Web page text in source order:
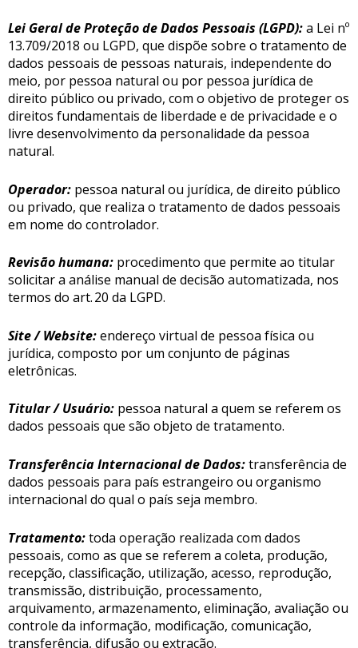
Lei Geral de Proteção de Dados Pessoais (LGPD):a Lei nº
13.709/2018 ou LGPD, que dispõe sobre o tratamento de
dados pessoais de pessoas naturais, independente do
meio, por pessoa natural ou por pessoa jurídica de
direito público ou privado, com o objetivo de proteger os
direitos fundamentais de liberdade e de privacidade e o
livre desenvolvimento da personalidade da pessoa
natural.
Operador: pessoa natural ou jurídica, de direito público
ou privado, que realiza o tratamento de dados pessoais
em nome do controlador.
Revisão humana: procedimento que permite ao titular
solicitar a análise manual de decisão automatizada, nos
termos do art. 20 da LGPD.
Site / Website:endereço virtual de pessoa física ou
jurídica, composto por um conjunto de páginas
eletrônicas.
Titular / Usuário: pessoa natural a quem se referem os
dados pessoais que são objeto de tratamento.
Transferência Internacional de Dados:transferência de
dados pessoais para país estrangeiro ou organismo
internacional do qual o país seja membro.
Tratamento:toda operação realizada com dados
pessoais, como as que se referem a coleta, produção,
recepção, classificação, utilização, acesso, reprodução,
transmissão, distribuição, processamento,
arquivamento, armazenamento, eliminação, avaliação ou
controle da informação, modificação, comunicação,
transferência, difusão ou extração.